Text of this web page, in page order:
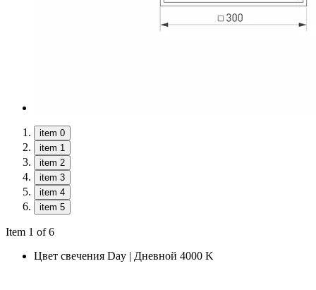
item 0
item 1
item 2
item 3
item 4
item 5
Item 1 of 6
Цвет свечения Day | Дневной 4000 K